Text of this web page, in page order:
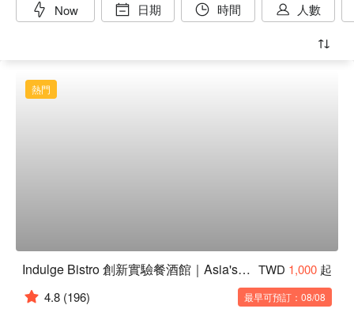
Now 日期 時間 人數
熱門
Indulge Bistro 創新實驗餐酒館｜Asia's 50 best Bars No.6 TWD 1,000 起
4.8 (196) 最早可預訂：08/08